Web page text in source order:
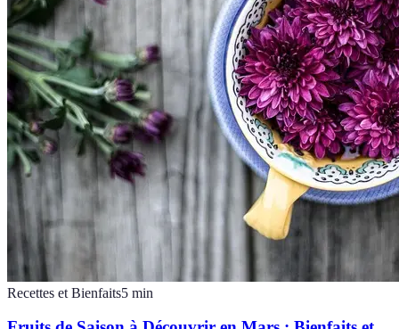
Recettes et Bienfaits5 min